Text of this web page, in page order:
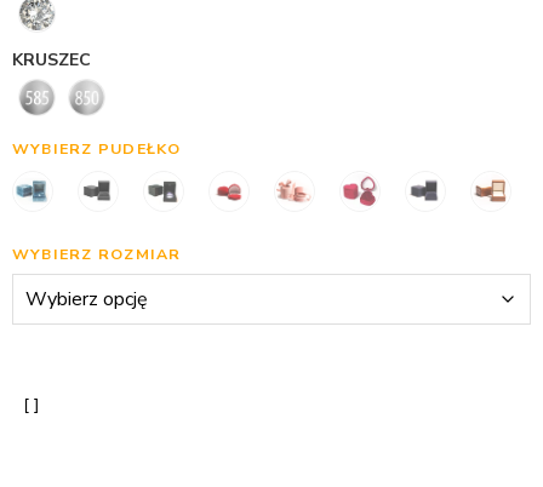
KRUSZEC
WYBIERZ PUDEŁKO
WYBIERZ ROZMIAR